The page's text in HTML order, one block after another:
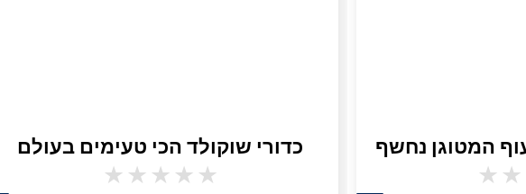
★
★
כדורי שוקולד הכי טעימים בעולם
★
★
★
★
★